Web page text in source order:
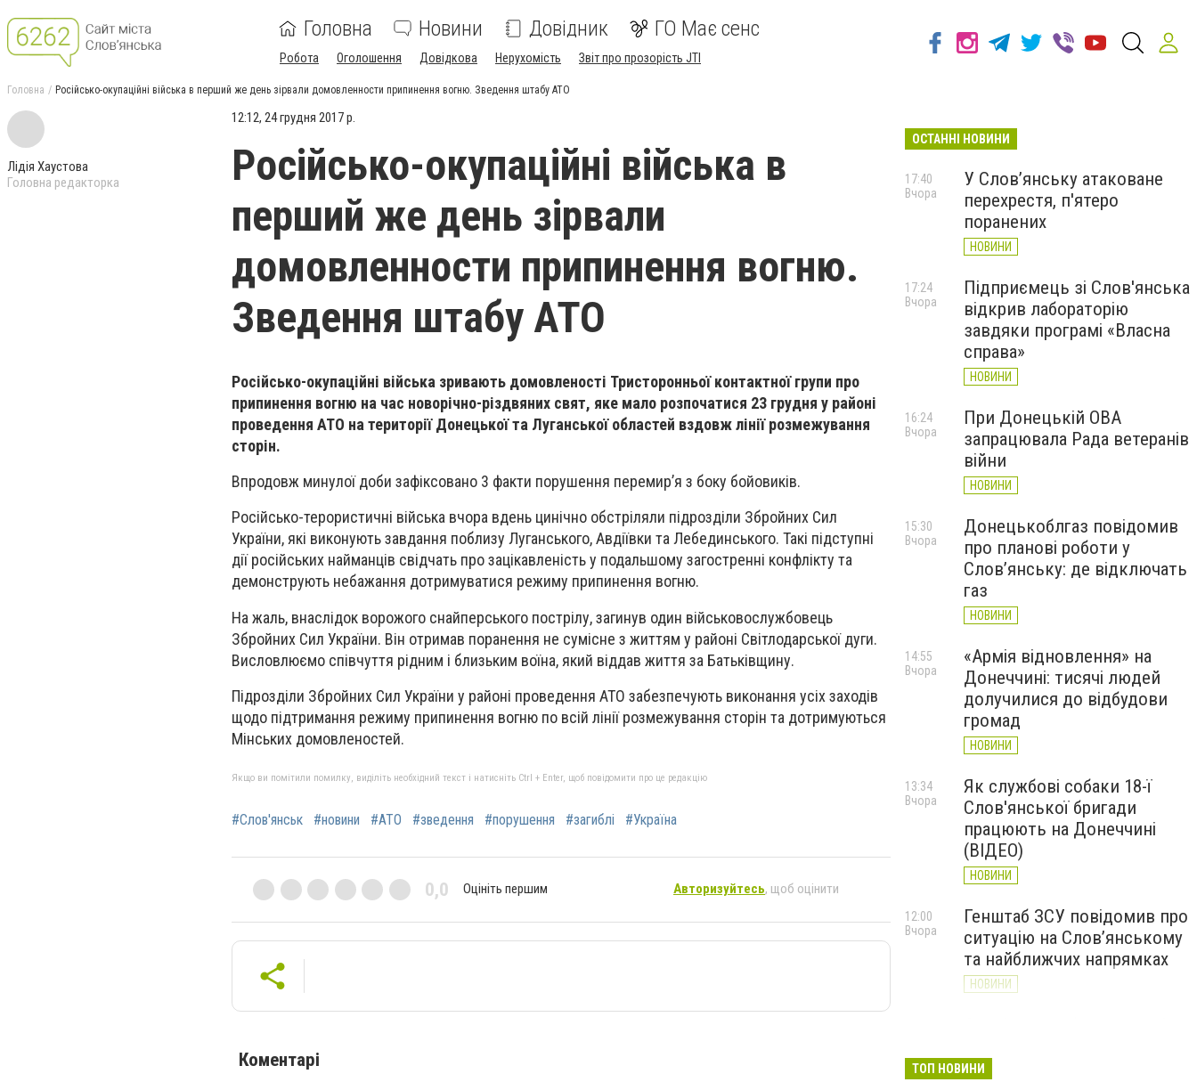
Головна Новини Довідник ГО Має сенс
Робота Оголошення Довідкова Нерухомість Звіт про прозорість JTI
Головна Російсько-окупаційні війська в перший же день зірвали домовленности припинення вогню. Зведення штабу АТО
Лідія Хаустова
Головна редакторка
12:12, 24 грудня 2017 р.
Російсько-окупаційні війська в
перший же день зірвали
домовленности припинення вогню.
Зведення штабу АТО
Російсько-окупаційні війська зривають домовленості Тристоронньої контактної групи про
припинення вогню на час новорічно-різдвяних свят, яке мало розпочатися 23 грудня у районі
проведення АТО на території Донецької та Луганської областей вздовж лінії розмежування
сторін.
Впродовж минулої доби зафіксовано 3 факти порушення перемир’я з боку бойовиків.
Російсько-терористичні війська вчора вдень цинічно обстріляли підрозділи Збройних Сил
України, які виконують завдання поблизу Луганського, Авдіївки та Лебединського. Такі підступні
дії російських найманців свідчать про зацікавленість у подальшому загостренні конфлікту та
демонструють небажання дотримуватися режиму припинення вогню.
На жаль, внаслідок ворожого снайперського пострілу, загинув один військовослужбовець
Збройних Сил України. Він отримав поранення не сумісне з життям у районі Світлодарської дуги.
Висловлюємо співчуття рідним і близьким воїна, який віддав життя за Батьківщину.
Підрозділи Збройних Сил України у районі проведення АТО забезпечують виконання усіх заходів
щодо підтримання режиму припинення вогню по всій лінії розмежування сторін та дотримуються
Мінських домовленостей.
Якщо ви помітили помилку, виділіть необхідний текст і натисніть Ctrl + Enter, щоб повідомити про це редакцію
#Слов'янськ #новини #АТО #зведення #порушення #загиблі #Україна
0,0 Оцініть першим Авторизуйтесь, щоб оцінити
Коментарі
ОСТАННІ НОВИНИ
У Слов’янську атаковане
перехрестя, п'ятеро
поранених
НОВИНИ
17:40
Вчора
Підприємець зі Слов'янська
відкрив лабораторію
завдяки програмі «Власна
справа»
НОВИНИ
17:24
Вчора
При Донецькій ОВА
запрацювала Рада ветеранів
війни
НОВИНИ
16:24
Вчора
Донецькоблгаз повідомив
про планові роботи у
Слов’янську: де відключать
газ
НОВИНИ
15:30
Вчора
«Армія відновлення» на
Донеччині: тисячі людей
долучилися до відбудови
громад
НОВИНИ
14:55
Вчора
Як службові собаки 18-ї
Слов'янської бригади
працюють на Донеччині
(ВІДЕО)
НОВИНИ
13:34
Вчора
Генштаб ЗСУ повідомив про
ситуацію на Слов’янському
та найближчих напрямках
НОВИНИ
12:00
Вчора
великої війни: 7 серпня
ТОП НОВИНИ